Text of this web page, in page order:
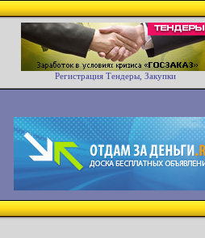
Регистрация Тендеры, Закупки